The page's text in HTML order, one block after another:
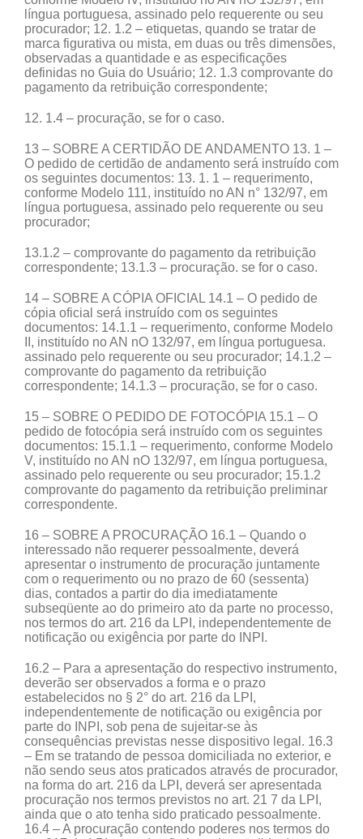
língua portuguesa, assinado pelo requerente ou seu
procurador; 12. 1.2 – etiquetas, quando se tratar de
marca figurativa ou mista, em duas ou três dimensões,
observadas a quantidade e as especificações
definidas no Guia do Usuário; 12. 1.3 comprovante do
pagamento da retribuição correspondente;
12. 1.4 – procuração, se for o caso.
13 – SOBRE A CERTIDÃO DE ANDAMENTO 13. 1 –
O pedido de certidão de andamento será instruído com
os seguintes documentos: 13. 1. 1 – requerimento,
conforme Modelo 111, instituído no AN n° 132/97, em
língua portuguesa, assinado pelo requerente ou seu
procurador;
13.1.2 – comprovante do pagamento da retribuição
correspondente; 13.1.3 – procuração. se for o caso.
14 – SOBRE A CÓPIA OFICIAL 14.1 – O pedido de
cópia oficial será instruído com os seguintes
documentos: 14.1.1 – requerimento, conforme Modelo
II, instituído no AN nO 132/97, em língua portuguesa.
assinado pelo requerente ou seu procurador; 14.1.2 –
comprovante do pagamento da retribuição
correspondente; 14.1.3 – procuração, se for o caso.
15 – SOBRE O PEDIDO DE FOTOCÓPIA 15.1 – O
pedido de fotocópia será instruído com os seguintes
documentos: 15.1.1 – requerimento, conforme Modelo
V, instituído no AN nO 132/97, em língua portuguesa,
assinado pelo requerente ou seu procurador; 15.1.2
comprovante do pagamento da retribuição preliminar
correspondente.
16 – SOBRE A PROCURAÇÃO 16.1 – Quando o
interessado não requerer pessoalmente, deverá
apresentar o instrumento de procuração juntamente
com o requerimento ou no prazo de 60 (sessenta)
dias, contados a partir do dia imediatamente
subseqüente ao do primeiro ato da parte no processo,
nos termos do art. 216 da LPI, independentemente de
notificação ou exigência por parte do INPI.
16.2 – Para a apresentação do respectivo instrumento,
deverão ser observados a forma e o prazo
estabelecidos no § 2° do art. 216 da LPI,
independentemente de notificação ou exigência por
parte do INPI, sob pena de sujeitar-se às
consequências previstas nesse dispositivo legal. 16.3
– Em se tratando de pessoa domiciliada no exterior, e
não sendo seus atos praticados através de procurador,
na forma do art. 216 da LPI, deverá ser apresentada
procuração nos termos previstos no art. 21 7 da LPI,
ainda que o ato tenha sido praticado pessoalmente.
16.4 – A procuração contendo poderes nos termos do